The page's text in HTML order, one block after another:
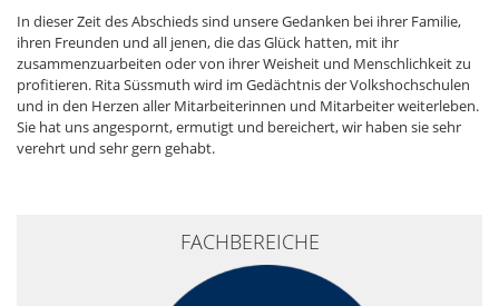
In dieser Zeit des Abschieds sind unsere Gedanken bei ihrer Familie,
ihren Freunden und all jenen, die das Glück hatten, mit ihr
zusammenzuarbeiten oder von ihrer Weisheit und Menschlichkeit zu
profitieren. Rita Süssmuth wird im Gedächtnis der Volkshochschulen
und in den Herzen aller Mitarbeiterinnen und Mitarbeiter weiterleben.
Sie hat uns angespornt, ermutigt und bereichert, wir haben sie sehr
verehrt und sehr gern gehabt.
FACHBEREICHE